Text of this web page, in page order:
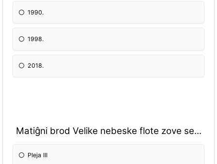
1990.
1998.
2018.
Matiĝni brod Velike nebeske flote zove se...
Pleja III